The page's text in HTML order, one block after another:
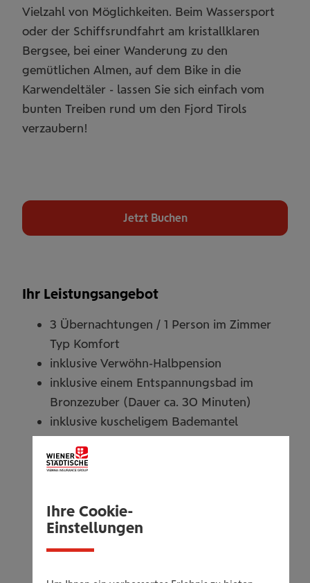
Vielzahl von Möglichkeiten. Beim Wassersport
oder der Schiffsrundfahrt am kristallklaren
Bergsee, bei einer Wanderung zu den
gemütlichen Almen, auf dem Bike in die
Karwendeltäler - lassen Sie sich einfach vom
bunten Treiben rund um den Fjord Tirols
verzaubern!
Jetzt Buchen
Ihr Leistungsangebot
3 Übernachtungen / 1 Person im Zimmer
Typ Komfort
inklusive Verwöhn-Halbpension
inklusive einem Entspannungsbad im
Bronzezuber (Dauer ca. 30 Minuten)
inklusive kuscheligem Bademantel
inklusive Wellnesslandschaft „Vitarena“ mit
Seeblick, Panoramasauna, Dampfbad,
kostenloser Fahrradverleih im Sommer
bzw. im Winter Rodelverleih und gratis
Ihre Cookie-
Einstellungen